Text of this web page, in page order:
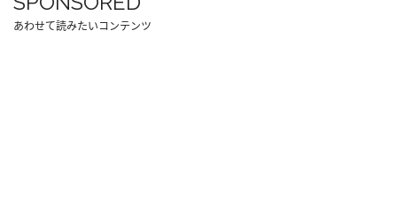
あわせて読みたいコンテンツ